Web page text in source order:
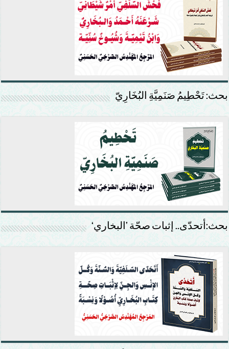
بحث: تَحْطِيمُ صَنَمِيَّةِ البُخَارِيّ
بحث:أتحدّى.. إثبات صحّة ’البخاري‘